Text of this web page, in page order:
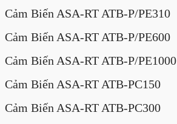
Cảm Biến ASA-RT ATB-P/PE310
Cảm Biến ASA-RT ATB-P/PE600
Cảm Biến ASA-RT ATB-P/PE1000
Cảm Biến ASA-RT ATB-PC150
Cảm Biến ASA-RT ATB-PC300